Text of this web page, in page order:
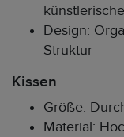
Design:
Struktur
Kissen
Größe:
Material: